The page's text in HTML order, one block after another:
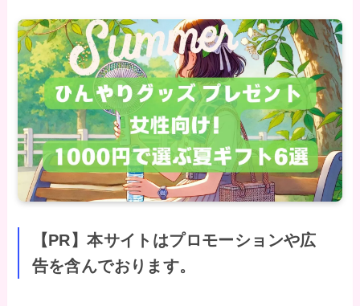
【PR】本サイトはプロモーションや広
告を含んでおります。